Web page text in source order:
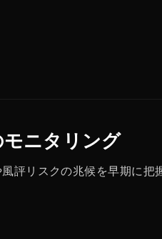
ニタリング
評リスクの兆候を早期に把